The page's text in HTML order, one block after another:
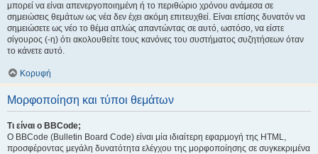
μπορεί να είναι απενεργοποιημένη ή το περιθώριο χρόνου ανάμεσα σε
σημειώσεις θεμάτων ως νέα δεν έχει ακόμη επιτευχθεί. Είναι επίσης δυνατόν να
σημειώσετε ως νέο το θέμα απλώς απαντώντας σε αυτό, ωστόσο, να είστε
σίγουρος (-η) ότι ακολουθείτε τους κανόνες του συστήματος συζητήσεων όταν
το κάνετε αυτό.
Κορυφή
Μορφοποίηση και τύποι θεμάτων
Τι είναι ο BBCode;
Ο BBCode (Bulletin Board Code) είναι μία ιδιαίτερη εφαρμογή της HTML,
προσφέροντας μεγάλη δυνατότητα ελέγχου της μορφοποίησης σε συγκεκριμένα